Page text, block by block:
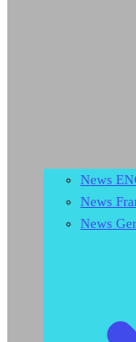
News
News
News